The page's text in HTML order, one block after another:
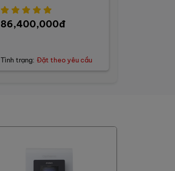
86,400,000đ
Tình trạng: Đặt theo yêu cầu